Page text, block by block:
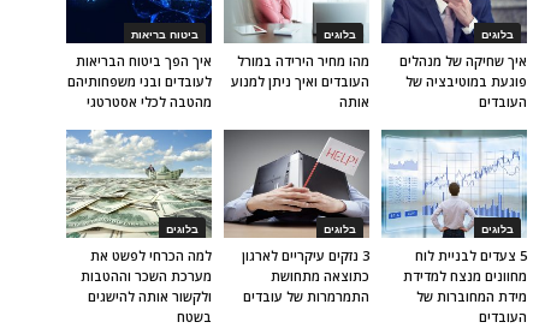
ביטוח בריאות
איך הפך ביטוח הבריאות
לעובדים ובני משפחותיהם
מהטבה לכלי אסטרטגי
בלוגים
מהו מחיר הירידה במורל
העובדים ואיך ניתן למנוע
אותה
בלוגים
איך שחיקה של מנהלים
פוגעת במוטיבציה של
העובדים
בלוגים
למה הכרחי לפשט את
מערכת השכר וההטבות
ולקשור אותה להישגים
בשטח
בלוגים
3 נזקים עיקריים לארגון
כתוצאה מתחושת
התמרמרות של עובדים
בלוגים
5 צעדים לבניית לוח
מחוונים מנצח למדידת
מידת המחוברות של
העובדים